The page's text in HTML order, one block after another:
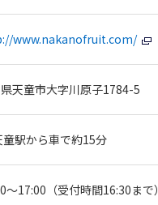
www.nakanofruit.com/
天童市大字川原子1784-5
童駅から車で約15分
～17:00（受付時間16:30まで）